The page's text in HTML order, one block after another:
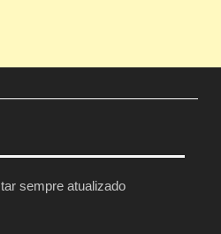
sempre atualizado